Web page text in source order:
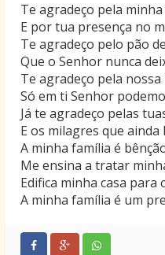
Te agradeço pela
E por tua presença no
Te agradeço pelo pão
Que o Senhor nunca
Te agradeço pela
Só em ti Senhor
Já te agradeço pelas
E os milagres que
A minha família é
Me ensina a tratar
Edifica minha casa
A minha família é um